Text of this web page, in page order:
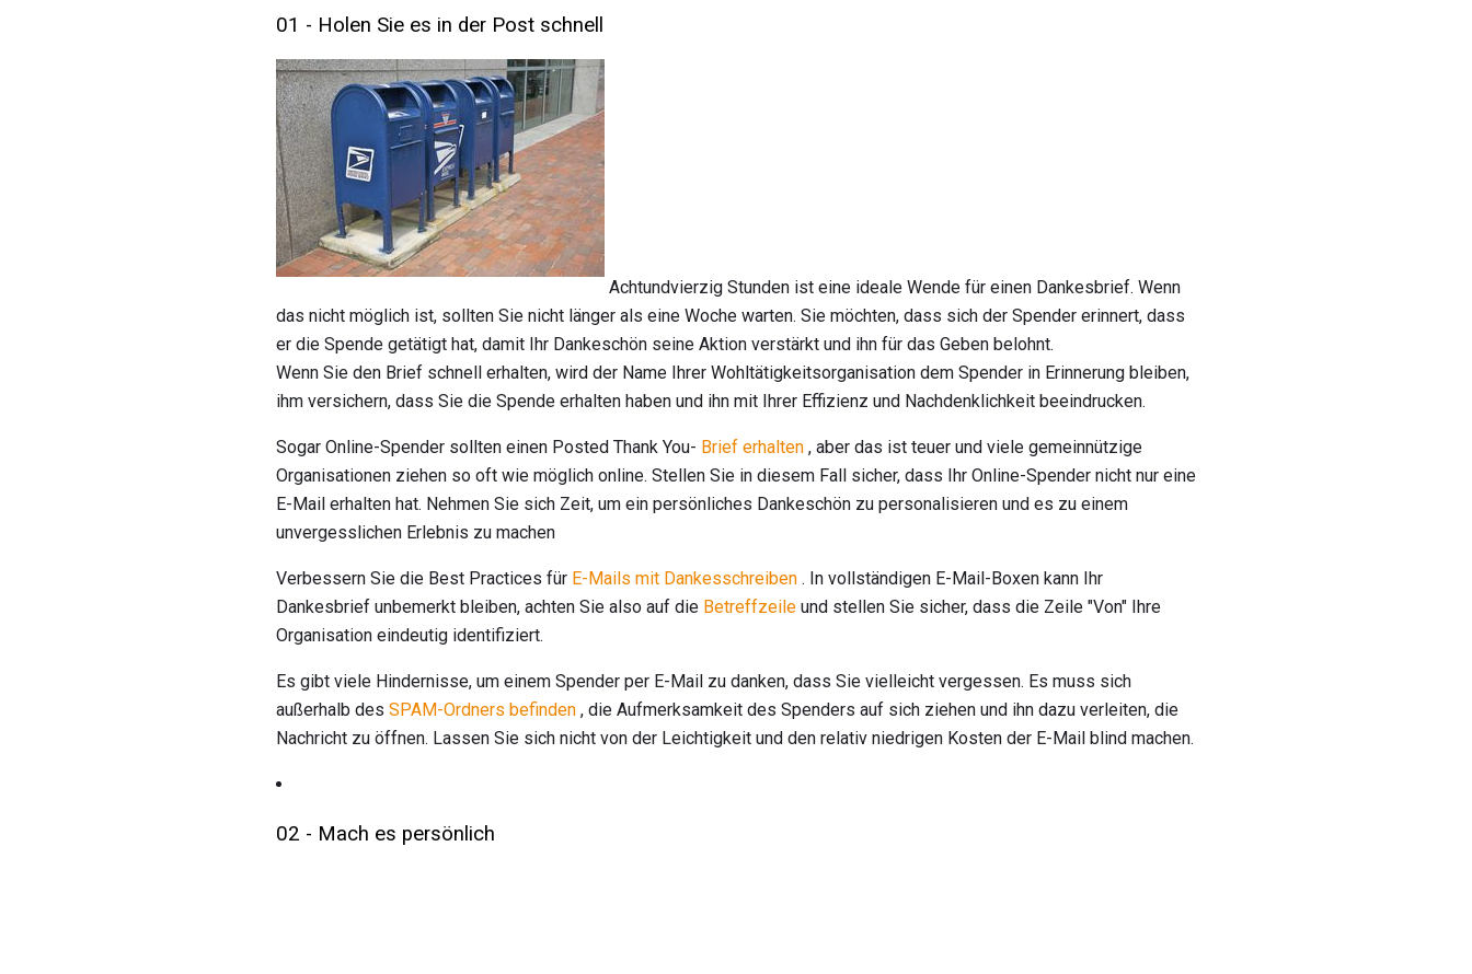
01 - Holen Sie es in der Post schnell
Achtundvierzig Stunden ist eine ideale Wende für einen Dankesbrief. Wenn
das nicht möglich ist, sollten Sie nicht länger als eine Woche warten. Sie möchten, dass sich der Spender erinnert, dass
er die Spende getätigt hat, damit Ihr Dankeschön seine Aktion verstärkt und ihn für das Geben belohnt.
Wenn Sie den Brief schnell erhalten, wird der Name Ihrer Wohltätigkeitsorganisation dem Spender in Erinnerung bleiben,
ihm versichern, dass Sie die Spende erhalten haben und ihn mit Ihrer Effizienz und Nachdenklichkeit beeindrucken.
Sogar Online-Spender sollten einen Posted Thank You- Brief erhalten , aber das ist teuer und viele gemeinnützige
Organisationen ziehen so oft wie möglich online. Stellen Sie in diesem Fall sicher, dass Ihr Online-Spender nicht nur eine
E-Mail erhalten hat. Nehmen Sie sich Zeit, um ein persönliches Dankeschön zu personalisieren und es zu einem
unvergesslichen Erlebnis zu machen
Verbessern Sie die Best Practices für E-Mails mit Dankesschreiben . In vollständigen E-Mail-Boxen kann Ihr
Dankesbrief unbemerkt bleiben, achten Sie also auf die Betreffzeile und stellen Sie sicher, dass die Zeile "Von" Ihre
Organisation eindeutig identifiziert.
Es gibt viele Hindernisse, um einem Spender per E-Mail zu danken, dass Sie vielleicht vergessen. Es muss sich
außerhalb des SPAM-Ordners befinden , die Aufmerksamkeit des Spenders auf sich ziehen und ihn dazu verleiten, die
Nachricht zu öffnen. Lassen Sie sich nicht von der Leichtigkeit und den relativ niedrigen Kosten der E-Mail blind machen.
02 - Mach es persönlich